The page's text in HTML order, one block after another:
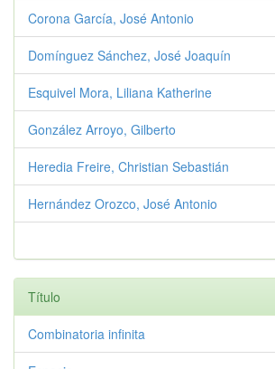
Corona García, José Antonio
Domínguez Sánchez, José Joaquín
Esquivel Mora, Liliana Katherine
González Arroyo, Gilberto
Heredia Freire, Christian Sebastián
Hernández Orozco, José Antonio
Título
Combinatoria infinita